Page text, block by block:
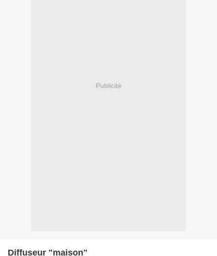
Publicité
Diffuseur "maison"